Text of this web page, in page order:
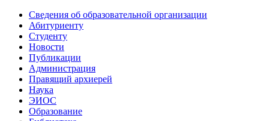
Сведения об образовательной организации
Абитуриенту
Студенту
Новости
Публикации
Администрация
Правящий архиерей
Наука
ЭИОС
Образование